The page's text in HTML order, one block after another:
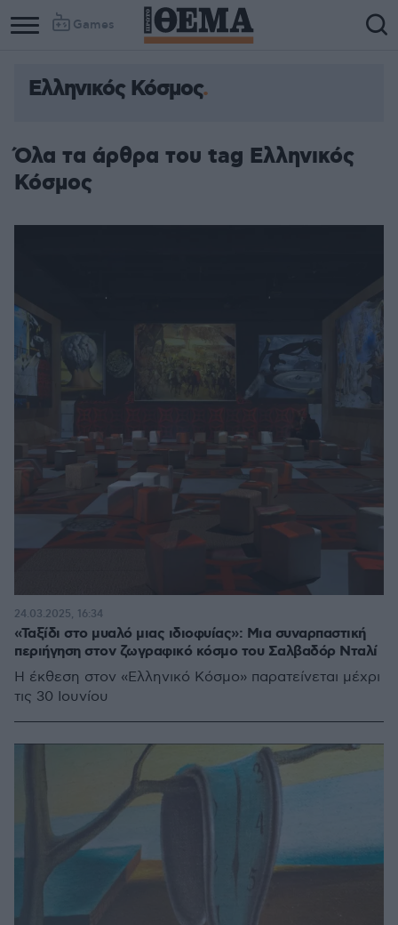
Games
Ελληνικός Κόσμος
Όλα τα άρθρα του tag Ελληνικός
Κόσμος
«Ταξίδι στο μυαλό μιας ιδιοφυίας»: Μια συναρπαστική
περιήγηση στον ζωγραφικό κόσμο του Σαλβαδόρ Νταλί
Η έκθεση στον «Ελληνικό Κόσμο» παρατείνεται μέχρι
τις 30 Ιουνίου
24.03.2025, 16:34